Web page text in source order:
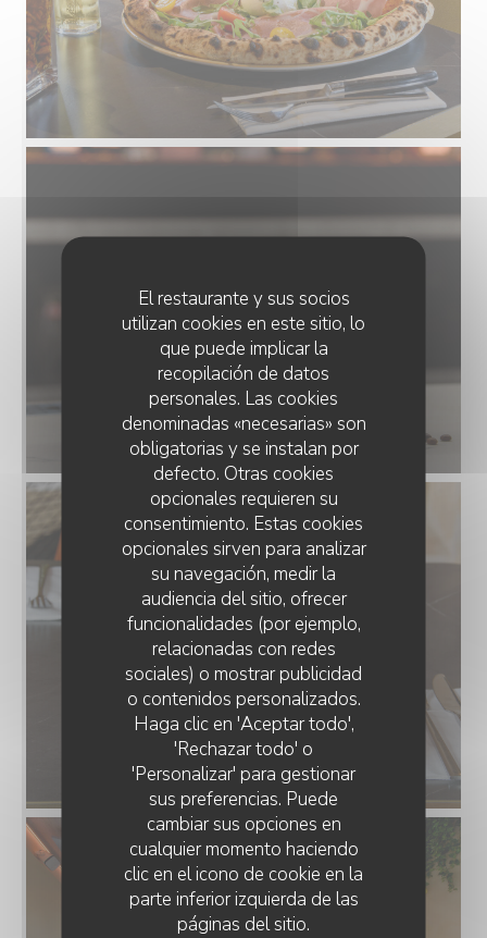
El restaurante y sus socios
utilizan cookies en este sitio, lo
que puede implicar la
recopilación de datos
personales. Las cookies
denominadas «necesarias» son
obligatorias y se instalan por
defecto. Otras cookies
opcionales requieren su
consentimiento. Estas cookies
opcionales sirven para analizar
su navegación, medir la
audiencia del sitio, ofrecer
funcionalidades (por ejemplo,
relacionadas con redes
sociales) o mostrar publicidad
o contenidos personalizados.
Haga clic en 'Aceptar todo',
'Rechazar todo' o
'Personalizar' para gestionar
sus preferencias. Puede
cambiar sus opciones en
cualquier momento haciendo
clic en el icono de cookie en la
parte inferior izquierda de las
páginas del sitio.
LE LIEU TRATTORIA & BAR